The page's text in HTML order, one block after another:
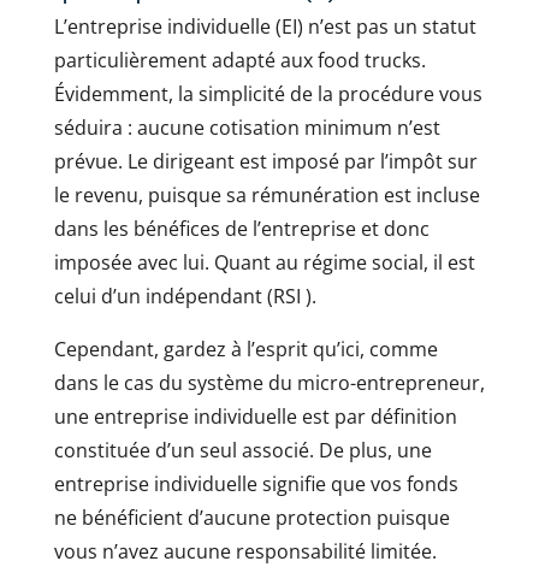
L’entreprise individuelle (EI) n’est pas un statut
particulièrement adapté aux food trucks.
Évidemment, la simplicité de la procédure vous
séduira : aucune cotisation minimum n’est
prévue. Le dirigeant est imposé par l’impôt sur
le revenu, puisque sa rémunération est incluse
dans les bénéfices de l’entreprise et donc
imposée avec lui. Quant au régime social, il est
celui d’un indépendant (RSI ).
Cependant, gardez à l’esprit qu’ici, comme
dans le cas du système du micro-entrepreneur,
une entreprise individuelle est par définition
constituée d’un seul associé. De plus, une
entreprise individuelle signifie que vos fonds
ne bénéficient d’aucune protection puisque
vous n’avez aucune responsabilité limitée.